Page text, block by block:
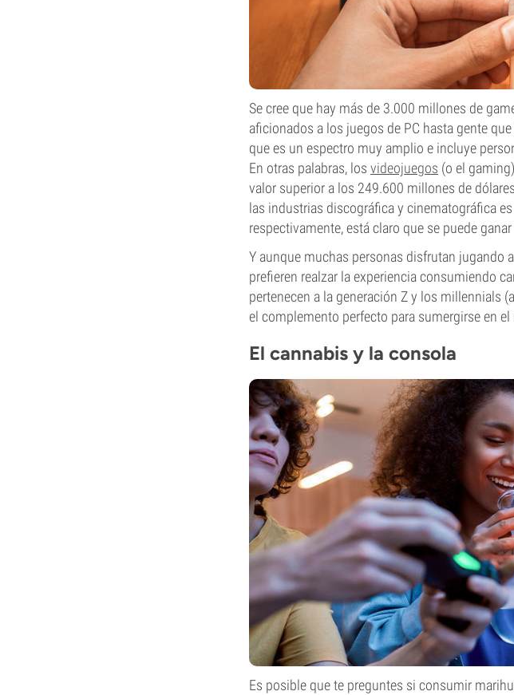
Se cree que hay más de 3.000 millones de
aficionados a los juegos de PC hasta gente
que es un espectro muy amplio e incluye
En otras palabras, los videojuegos (o el
valor superior a los 249.600 millones de
las industrias discográfica y cinematográfica
respectivamente, está claro que se puede
Y aunque muchas personas disfrutan jugando
prefieren realzar la experiencia consumiendo
pertenecen a la generación Z y los millennials
el complemento perfecto para sumergirse en
El cannabis y la consola
Es posible que te preguntes si consumir